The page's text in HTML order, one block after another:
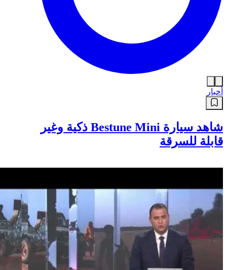
أخبار
شاهد سيارة Bestune Mini ذكية وغير
قابلة للسرقة